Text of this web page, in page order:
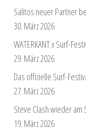
Salitos neuer Partner
30. März 2026
WATERKANT x Surf-
29. März 2026
Das offizielle Surf-
27. März 2026
Steve Clash wieder am
19. März 2026